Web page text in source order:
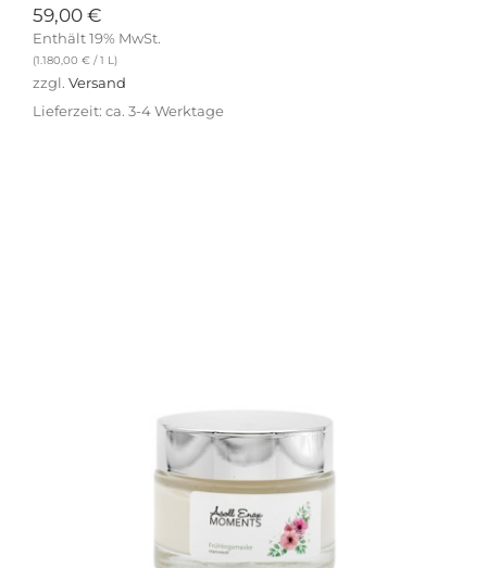
59,00 €
Enthält 19% MwSt.
(1.180,00 € / 1 L)
zzgl. Versand
Lieferzeit: ca. 3-4 Werktage